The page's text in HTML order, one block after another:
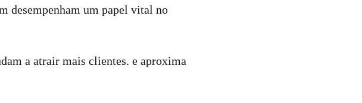
desempenham um papel vital no
a atrair mais clientes. e aproxima